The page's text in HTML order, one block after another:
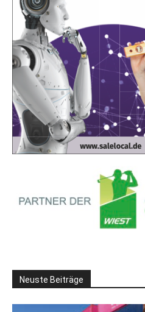
Neuste Beiträge